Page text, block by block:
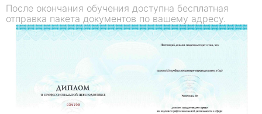
После окончания обучения доступна бесплатная
отправка пакета документов по вашему адресу.